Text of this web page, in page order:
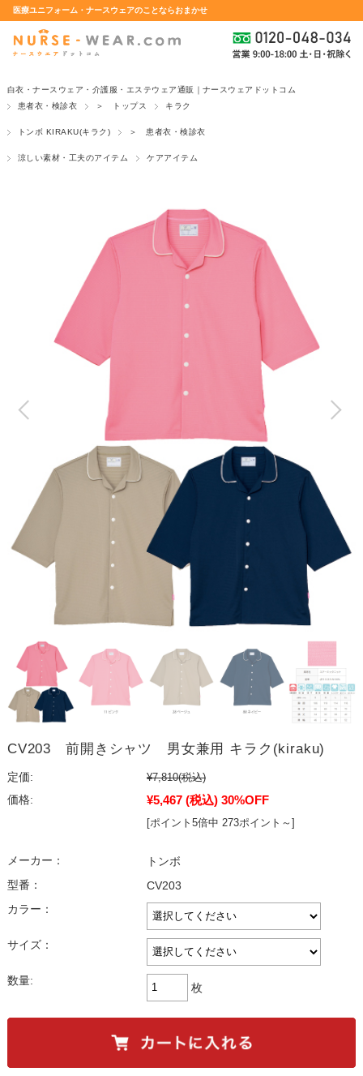
医療ユニフォーム・ナースウェアのことならおまかせ
白衣・ナースウェア・介護服・エステウェア通販｜ナースウェアドットコム
患者衣・検診衣
＞ トップス キラク
トンボ KIRAKU(キラク) ＞ 患者衣・検診衣
涼しい素材・工夫のアイテム ケアアイテム
CV203 前開きシャツ 男女兼用 キラク(kiraku)
定価: ¥7,810(税込)
価格:
¥5,467 (税込) 30%OFF
[ポイント5倍中 273ポイント～]
メーカー：
トンボ
型番：
CV203
カラー：
サイズ：
数量:
枚